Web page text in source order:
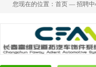
您现在的位置： 首页 — 招聘